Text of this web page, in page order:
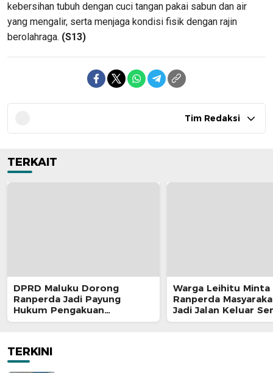
kebersihan tubuh dengan cuci tangan pakai sabun dan air
yang mengalir, serta menjaga kondisi fisik dengan rajin
berolahraga. (S13)
Tim Redaksi
TERKAIT
DPRD Maluku Dorong
Ranperda Jadi Payung
Hukum Pengakuan
Masyarakat Adat
Warga Leihitu Minta
Ranperda
Jadi Jalan Keluar
Enam Dusun
TERKINI